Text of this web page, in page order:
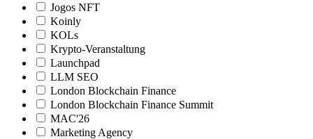
Jogos NFT
Koinly
KOLs
Krypto-Veranstaltung
Launchpad
LLM SEO
London Blockchain Finance
London Blockchain Finance Summit
MAC'26
Marketing Agency